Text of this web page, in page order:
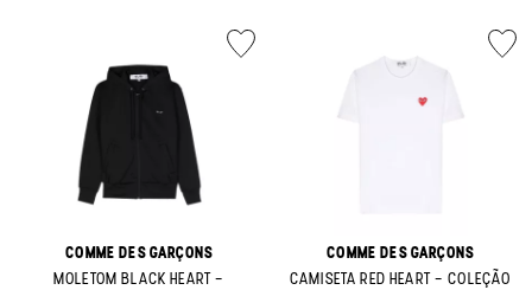
COMME DES GARÇONS
MOLETOM BLACK HEART -
COMME DES GARÇONS
CAMISETA RED HEART - COLEÇÃO